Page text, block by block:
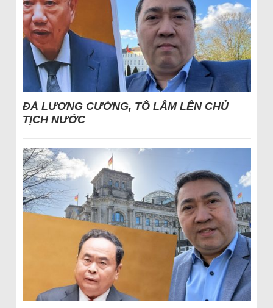
ĐÁ LƯƠNG CƯỜNG, TÔ LÂM LÊN CHỦ
TỊCH NƯỚC